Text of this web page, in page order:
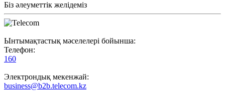
Біз әлеуметтік желідеміз
Ынтымақтастық мәселелері бойынша:
Телефон:
160
Электрондық мекенжай:
business@b2b.telecom.kz